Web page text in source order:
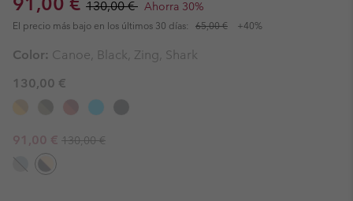
130,00 € Ahorra 30%
El precio más bajo en los últimos 30 días: 65,00 € +40%
Color: Canoe, Black, Zing, Shark
130,00 €
Sale price:
91,00 € Regular price:
130,00 €